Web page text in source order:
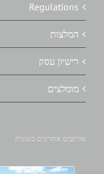
Regulations
המלצות
רישיון עסק
מומלצים
אירועים אחרונים בשונית